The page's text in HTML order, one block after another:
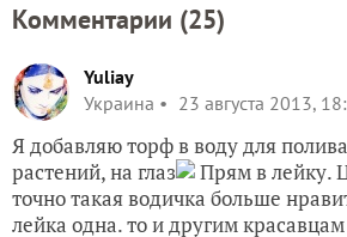
Комментарии (25)
Yuliay
Украина
23 августа 2013,
Я добавляю торф в воду для
растений, на глаз
Прям в лейку.
точно такая водичка больше
лейка одна. то и другим